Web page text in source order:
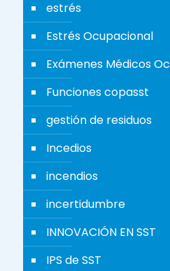
estrés
Estrés Ocupacional
Exámenes Médicos
Funciones copasst
gestión de residuos
Incedios
incendios
incertidumbre
INNOVACIÓN EN SST
IPS de SST